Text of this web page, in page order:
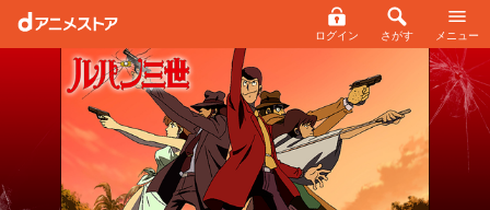
ログイン さがす メニュー